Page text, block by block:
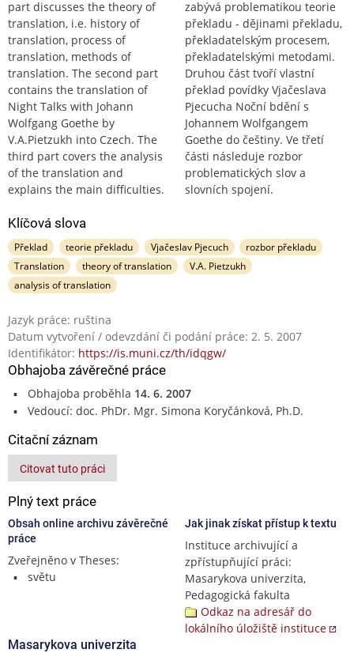
part discusses the theory of
translation, i.e. history of
translation, process of
translation, methods of
translation. The second part
contains the translation of
Night Talks with Johann
Wolfgang Goethe by
V.A.Pietzukh into Czech. The
third part covers the analysis
of the translation and
explains the main difficulties.
zabývá problematikou teorie
překladu - dějinami překladu,
překladatelským procesem,
překladatelskými metodami.
Druhou část tvoří vlastní
překlad povídky Vjačeslava
Pjecucha Noční bdění s
Johannem Wolfgangem
Goethe do češtiny. Ve třetí
části následuje rozbor
problematických slov a
slovních spojení.
Klíčová slova
Překlad teorie překladu Vjačeslav Pjecuch
rozbor překladu
Translation
theory of translation
V.A. Pietzukh
analysis of translation
Jazyk práce: ruština
Datum vytvoření / odevzdání či podání práce: 2. 5. 2007
Identifikátor: https://is.muni.cz/th/idqgw/
Obhajoba závěrečné práce
Obhajoba proběhla 14. 6. 2007
Vedoucí: doc. PhDr. Mgr. Simona Koryčánková, Ph.D.
Citační záznam
Citovat tuto práci
Plný text práce
Obsah online archivu závěrečné
práce
Zveřejněno v Theses:
světu
Jak jinak získat přístup k textu
Instituce archivující a
zpřístupňující práci:
Masarykova univerzita,
Pedagogická fakulta
Odkaz na adresář do
lokálního úložiště instituce
Masarykova univerzita